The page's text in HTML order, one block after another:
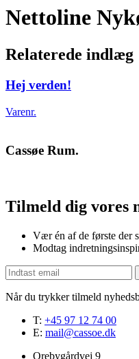
Nettoline
Relaterede indlæg
Hej verden!
Varenr.
Cassøe Rum.
Tilmeld dig vores
Vær én af de første der
Modtag
Når du trykker tilmeld
T: +45 97 12 74 00
E: mail@cassoe.dk
Orebygårdvej 9